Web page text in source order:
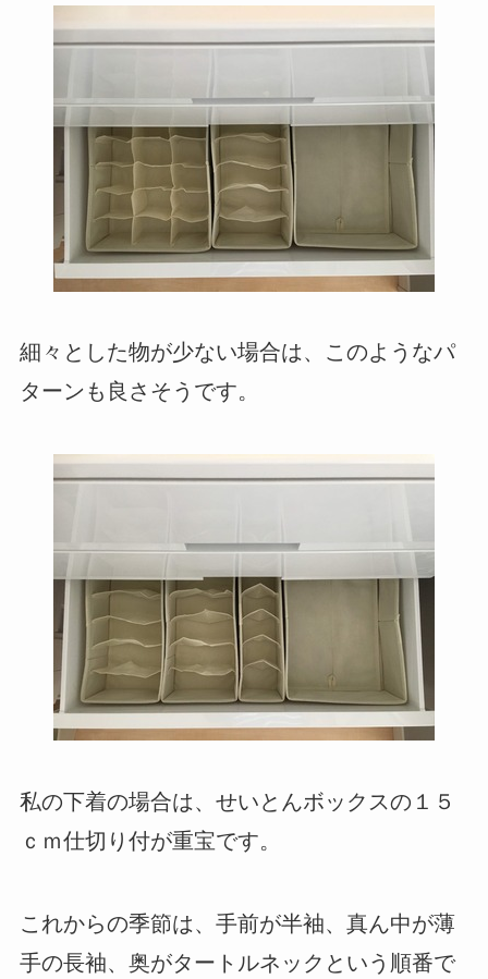
細々とした物が少ない場合は、このようなパ
ターンも良さそうです。
私の下着の場合は、せいとんボックスの１５
ｃｍ仕切り付が重宝です。
これからの季節は、手前が半袖、真ん中が薄
手の長袖、奥がタートルネックという順番で